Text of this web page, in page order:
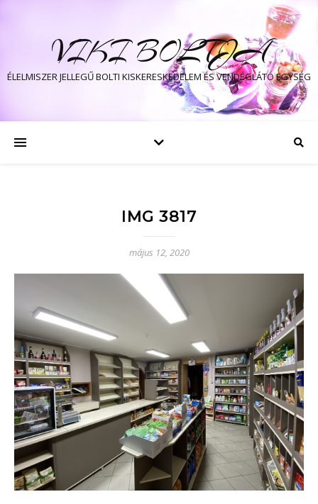
VIKI BOLTJA
ÉLELMISZER JELLEGŰ BOLTI KISKERESKEDELEM ÉS VENDÉGLÁTÓ EGYSÉG
IMG 3817
május 12, 2020